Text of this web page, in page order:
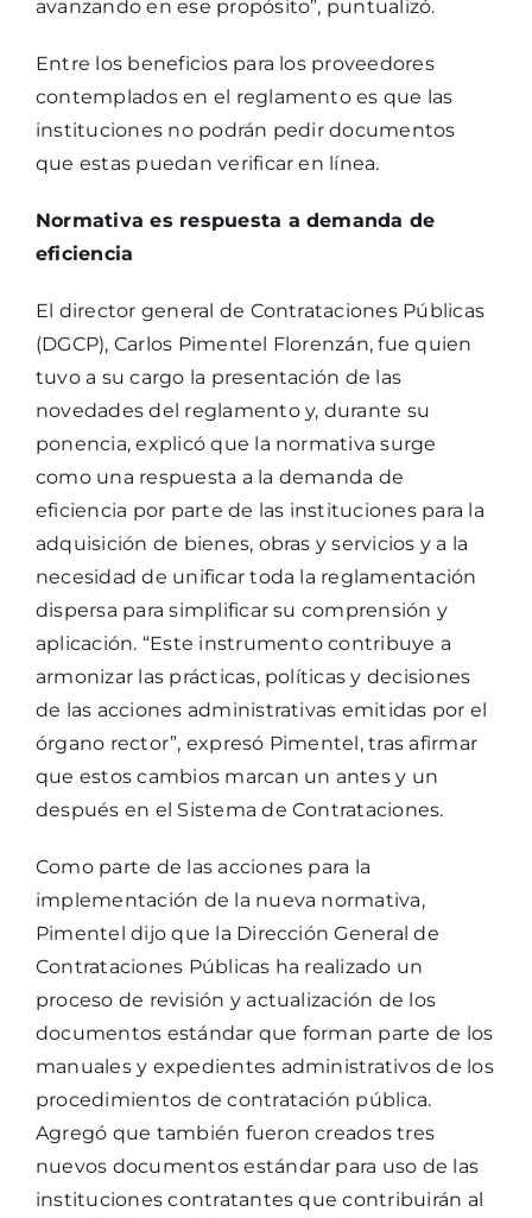
avanzando en ese propósito”, puntualizó.
Entre los beneficios para los proveedores
contemplados en el reglamento es que las
instituciones no podrán pedir documentos
que estas puedan verificar en línea.
Normativa es respuesta a demanda de
eficiencia
El director general de Contrataciones Públicas
(DGCP), Carlos Pimentel Florenzán, fue quien
tuvo a su cargo la presentación de las
novedades del reglamento y, durante su
ponencia, explicó que la normativa surge
como una respuesta a la demanda de
eficiencia por parte de las instituciones para la
adquisición de bienes, obras y servicios y a la
necesidad de unificar toda la reglamentación
dispersa para simplificar su comprensión y
aplicación. “Este instrumento contribuye a
armonizar las prácticas, políticas y decisiones
de las acciones administrativas emitidas por el
órgano rector”, expresó Pimentel, tras afirmar
que estos cambios marcan un antes y un
después en el Sistema de Contrataciones.
Como parte de las acciones para la
implementación de la nueva normativa,
Pimentel dijo que la Dirección General de
Contrataciones Públicas ha realizado un
proceso de revisión y actualización de los
documentos estándar que forman parte de los
manuales y expedientes administrativos de los
procedimientos de contratación pública.
Agregó que también fueron creados tres
nuevos documentos estándar para uso de las
instituciones contratantes que contribuirán al